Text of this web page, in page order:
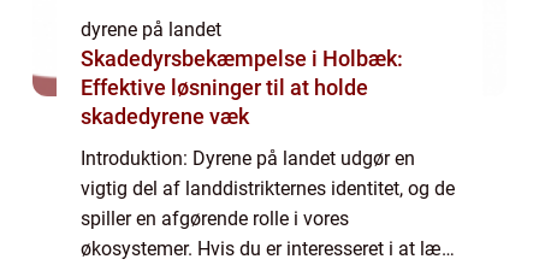
dyrene på landet
Skadedyrsbekæmpelse i Holbæk:
Effektive løsninger til at holde
skadedyrene væk
Introduktion: Dyrene på landet udgør en
vigtig del af landdistrikternes identitet, og de
spiller en afgørende rolle i vores
økosystemer. Hvis du er interesseret i at lære